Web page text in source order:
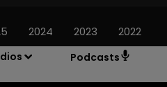
Podcasts
2024 2023 2022